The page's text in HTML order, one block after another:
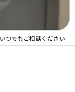
いつでもご相談ください